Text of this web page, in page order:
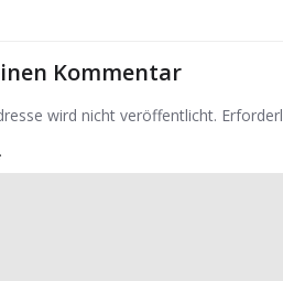
Kommentar
wird nicht veröffentlicht.